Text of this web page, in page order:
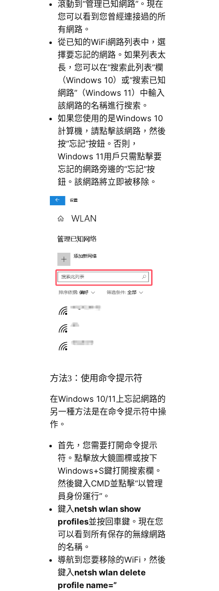
滾動到“管理已知網路”。現在
您可以看到您曾經連接過的所
有網路。
從已知的WiFi網路列表中，選
擇要忘記的網路。如果列表太
長，您可以在“搜索此列表”欄
（Windows 10）或“搜索已知
網路”（Windows 11）中輸入
該網路的名稱進行搜索。
如果您使用的是Windows 10
計算機，請點擊該網路，然後
按“忘記”按鈕。否則，
Windows 11用戶只需點擊要
忘記的網路旁邊的“忘記”按
鈕。該網路將立即被移除。
方法3：使用命令提示符
在Windows 10/11上忘記網路的
另一種方法是在命令提示符中操
作。
首先，您需要打開命令提示
符。點擊放大鏡圖標或按下
Windows+S鍵打開搜索欄。
然後鍵入CMD並點擊“以管理
員身份運行”。
鍵入 netsh wlan show
profiles並按回車鍵。現在您
可以看到所有保存的無線網路
的名稱。
導航到您要移除的WiFi，然後
鍵入 netsh wlan delete
profile name=”